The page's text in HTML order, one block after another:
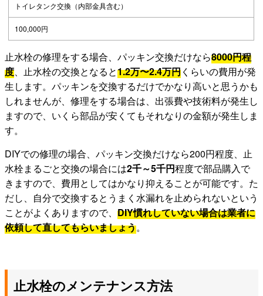
トイレタンク交換（内部金具含む）
100,000円
止水栓の修理をする場合、パッキン交換だけなら8000円程
度、止水栓の交換となると1.2万〜2.4万円くらいの費用が発
生します。パッキンを交換するだけでかなり高いと思うかも
しれませんが、修理をする場合は、出張費や技術料が発生し
ますので、いくら部品が安くてもそれなりの金額が発生しま
す。
DIYでの修理の場合、パッキン交換だけなら200円程度、止
水栓まるごと交換の場合には2千～5千円程度で部品購入で
きますので、費用としてはかなり抑えることが可能です。た
だし、自分で交換するとうまく水漏れを止められないという
ことがよくありますので、 DIY慣れしていない場合は業者に
依頼して直してもらいましょう。
止水栓のメンテナンス方法